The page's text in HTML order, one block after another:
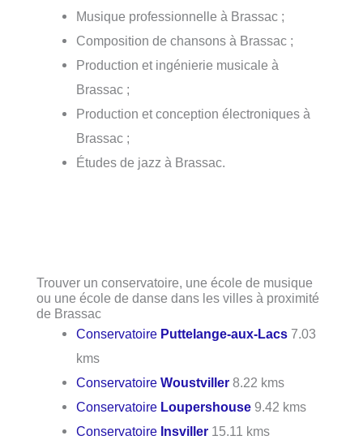
Musique professionnelle à Brassac ;
Composition de chansons à Brassac ;
Production et ingénierie musicale à
Brassac ;
Production et conception électroniques à
Brassac ;
Études de jazz à Brassac.
Trouver un conservatoire, une école de musique
ou une école de danse dans les villes à proximité
de Brassac
Conservatoire Puttelange-aux-Lacs 7.03
kms
ConservatoireWoustviller 8.22 kms
Conservatoire Loupershouse 9.42 kms
Conservatoire Insviller 15.11 kms